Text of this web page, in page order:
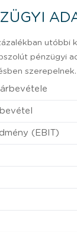
utóbbi
pénzügyi
szerepelnek.
(EBIT)